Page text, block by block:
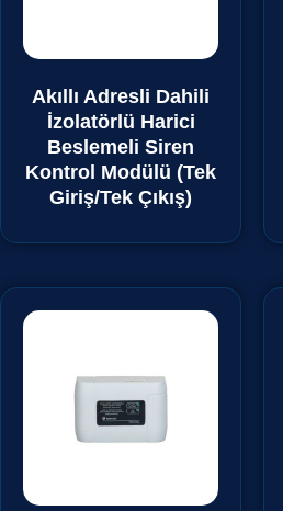
Akıllı Adresli Dahili
İzolatörlü Harici
Beslemeli Siren
Kontrol Modülü (Tek
Giriş/Tek Çıkış)